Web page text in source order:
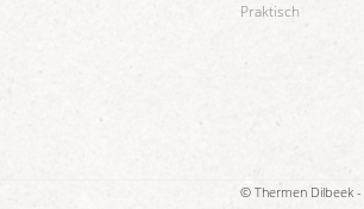
Praktisch
© Thermen Dilbeek -